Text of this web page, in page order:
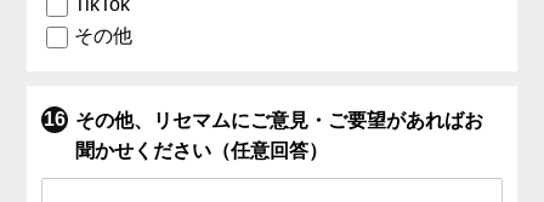
TikTok
その他
その他、リセマムにご意見・ご要望があればお
聞かせください（任意回答）